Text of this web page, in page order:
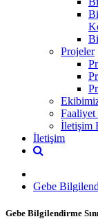
Projeler
Faaliyet
İletişim
İletişim
Gebe
Gebe Bilgilendirme